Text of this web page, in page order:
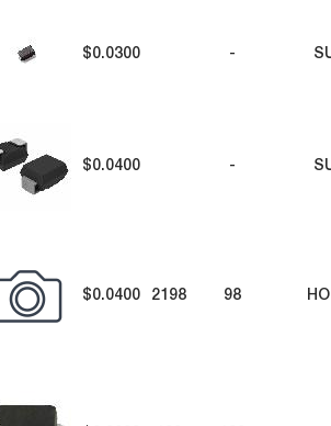
$0.0300 -
$0.0400 -
$0.0400 2198 98